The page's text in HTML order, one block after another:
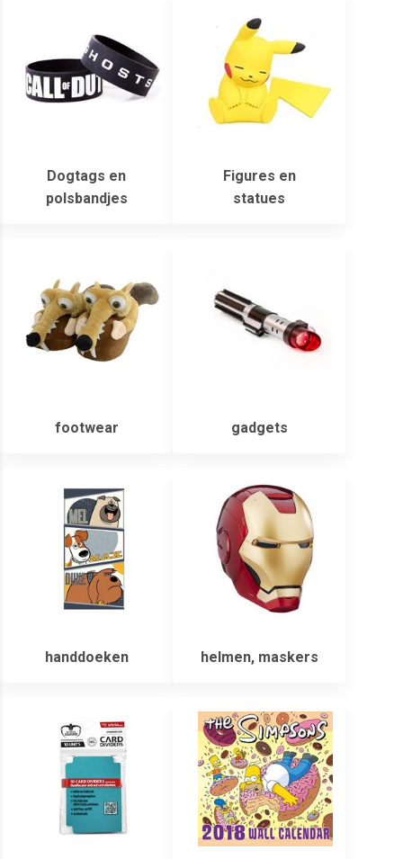
Dogtags en
polsbandjes
Figures en
statues
footwear gadgets
handdoeken helmen, maskers